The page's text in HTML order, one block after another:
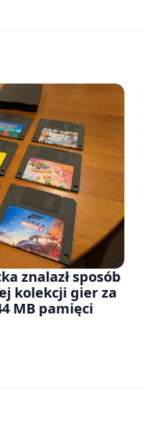
znalazł sposób
kolekcji gier za
MB pamięci